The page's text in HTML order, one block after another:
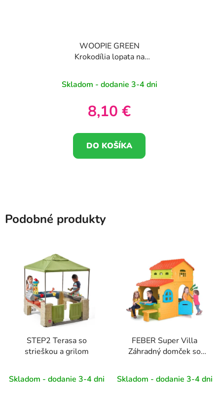
WOOPIE GREEN
Krokodília lopata na
BIODEGRAD
ORGANICKÝ
Skladom - dodanie 3-4 dni
8,10 €
DO KOŠÍKA
Podobné produkty
STEP2 Terasa so
strieškou a grilom
Skladom - dodanie 3-4 dni
FEBER Super Villa
Záhradný domček so
Veľký
Skladom - dodanie 3-4 dni